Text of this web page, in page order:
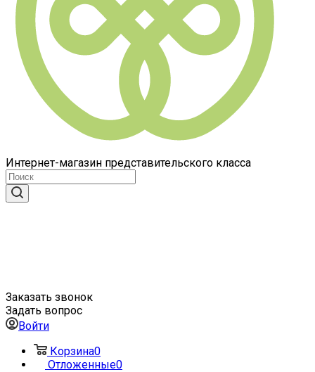
Интернет-магазин представительского класса
Заказать звонок
Задать вопрос
Войти
Корзина0
Отложенные0